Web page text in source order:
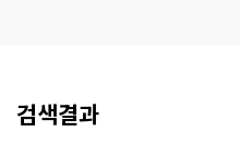
검색결과